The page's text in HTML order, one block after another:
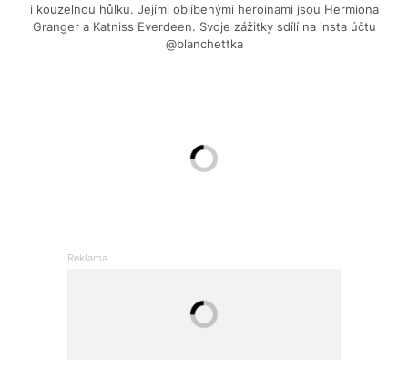
i kouzelnou hůlku. Jejími oblíbenými heroinami jsou Hermiona
Granger a Katniss Everdeen. Svoje zážitky sdílí na insta účtu
@blanchettka